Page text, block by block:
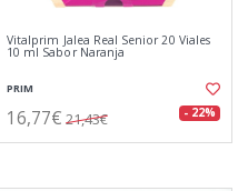
Vitalprim Jalea Real Senior 20 Viales
10 ml Sabor Naranja
PRIM
16,77€ 21,43€ - 22%